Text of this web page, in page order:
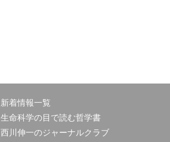
新着情報一覧
生命科学の目で読む哲学書
西川伸一のジャーナルクラブ